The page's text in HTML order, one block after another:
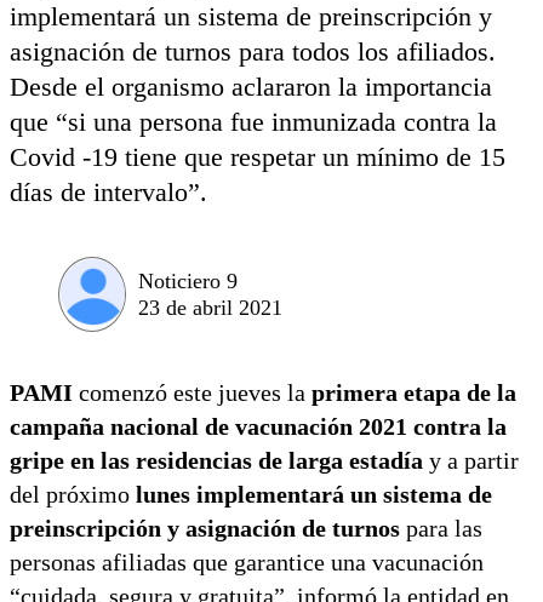
implementará un sistema de preinscripción y
asignación de turnos para todos los afiliados.
Desde el organismo aclararon la importancia
que “si una persona fue inmunizada contra la
Covid -19 tiene que respetar un mínimo de 15
días de intervalo”.
Noticiero 9
23 de abril 2021
PAMI comenzó este jueves la primera etapa de la
campaña nacional de vacunación 2021 contra la
gripe en las residencias de larga estadía y a partir
del próximo lunes implementará un sistema de
preinscripción y asignación de turnos para las
personas afiliadas que garantice una vacunación
“cuidada, segura y gratuita”, informó la entidad en